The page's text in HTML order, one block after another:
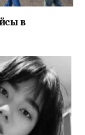
в